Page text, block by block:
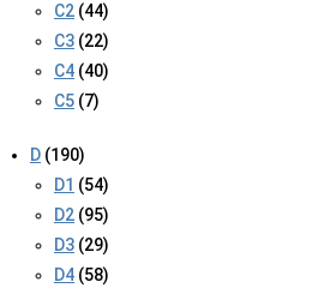
C2 (44)
C3 (22)
C4 (40)
C5 (7)
D (190)
D1 (54)
D2 (95)
D3 (29)
D4 (58)